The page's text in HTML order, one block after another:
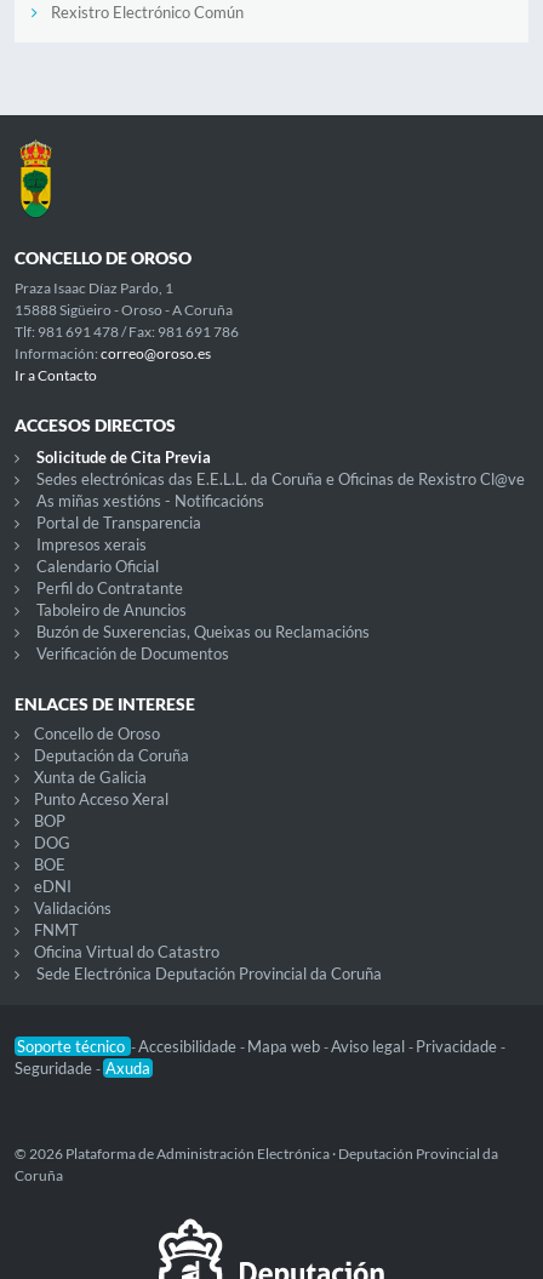
Rexistro Electrónico Común
CONCELLO DE OROSO
Praza Isaac Díaz Pardo, 1
15888 Sigüeiro - Oroso - A Coruña
Tlf: 981 691 478 / Fax: 981 691 786
Información: correo@oroso.es
Ir a Contacto
ACCESOS DIRECTOS
Solicitude de Cita Previa
Sedes electrónicas das E.E.L.L. da Coruña e Oficinas de Rexistro Cl@ve
As miñas xestións - Notificacións
Portal de Transparencia
Impresos xerais
Calendario Oficial
Perfil do Contratante
Taboleiro de Anuncios
Buzón de Suxerencias, Queixas ou Reclamacións
Verificación de Documentos
ENLACES DE INTERESE
Concello de Oroso
Deputación da Coruña
Xunta de Galicia
Punto Acceso Xeral
BOP
DOG
BOE
eDNI
Validacións
FNMT
Oficina Virtual do Catastro
Sede Electrónica Deputación Provincial da Coruña
Soporte técnico -Accesibilidade - Mapa web -Aviso legal - Privacidade -
Seguridade - Axuda
© 2026 Plataforma de Administración Electrónica · Deputación Provincial da
Coruña